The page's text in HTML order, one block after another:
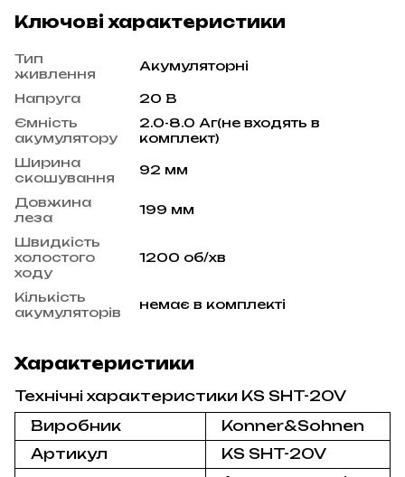
Ключові характеристики
Тип
живлення
Акумуляторні
Напруга
20 В
Ємність
акумулятору
2.0-8.0 Аг(не входять в
комплект)
Ширина
скошування
92 мм
Довжина
леза
199 мм
Швидкість
холостого
ходу
1200 об/хв
Кількість
акумуляторів
немає в комплекті
Характеристики
Технічні характеристики KS SHT-20V
Виробник
Konner&Sohnen
Артикул
KS SHT-20V